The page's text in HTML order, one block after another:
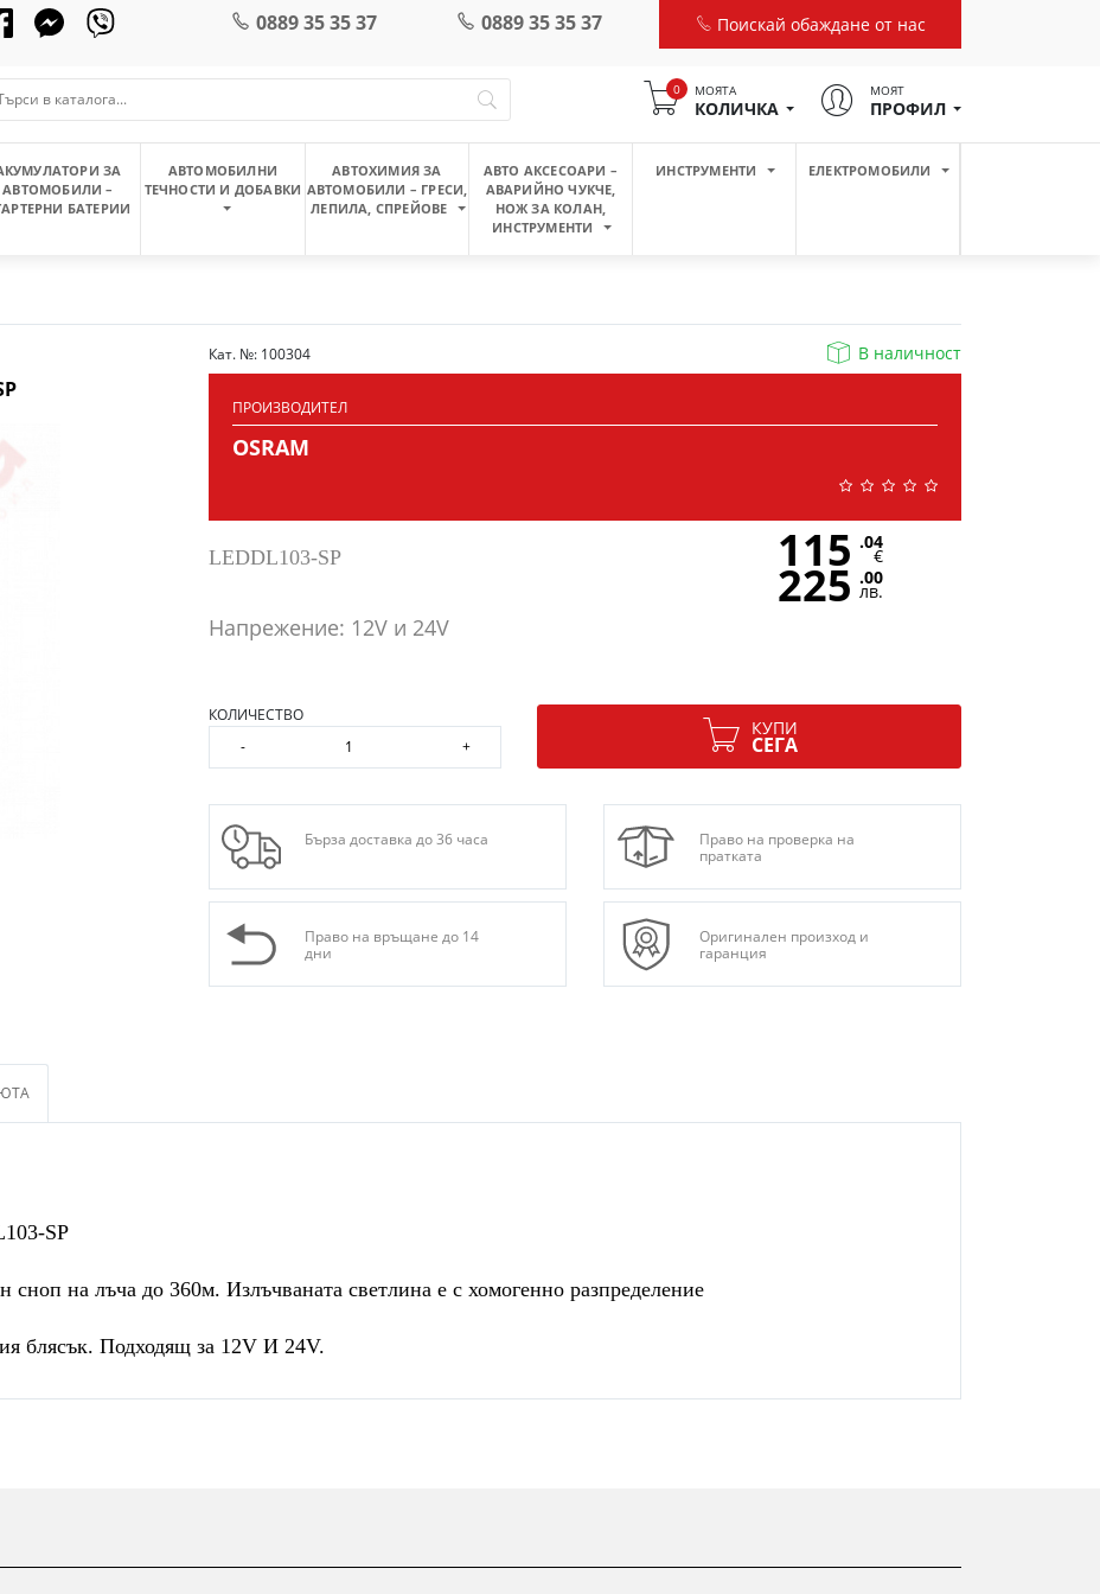
0889 35 35 37 0889 35 35 37 Поискай обаждане от нас
0 МОЯТА
КОЛИЧКА
МОЯТ
ПРОФИЛ
ЗА
АВТОМОБИЛИ –
БАТЕРИИ
АВТОМОБИЛНИ
ТЕЧНОСТИ И ДОБАВКИ
АВТОХИМИЯ ЗА
АВТОМОБИЛИ – ГРЕСИ,
ЛЕПИЛА, СПРЕЙОВЕ
АВТО АКСЕСОАРИ –
АВАРИЙНО ЧУКЧЕ,
НОЖ ЗА КОЛАН,
ИНСТРУМЕНТИ
ИНСТРУМЕНТИ ЕЛЕКТРОМОБИЛИ
Кат. №: 100304 В наличност
ПРОИЗВОДИТЕЛ
OSRAM
LEDDL103-SP
Напрежение: 12V и 24V
115 .04
€
225 .00
лв.
КОЛИЧЕСТВО
-
+
КУПИ
СЕГА
Бърза доставка до 36 часа
Право на проверка на
пратката
Право на връщане до 14
дни
Оригинален произход и
гаранция
SP
на лъча до 360м. Излъчваната светлина е с хомогенно разпределение
блясък. Подходящ за 12V И 24V.